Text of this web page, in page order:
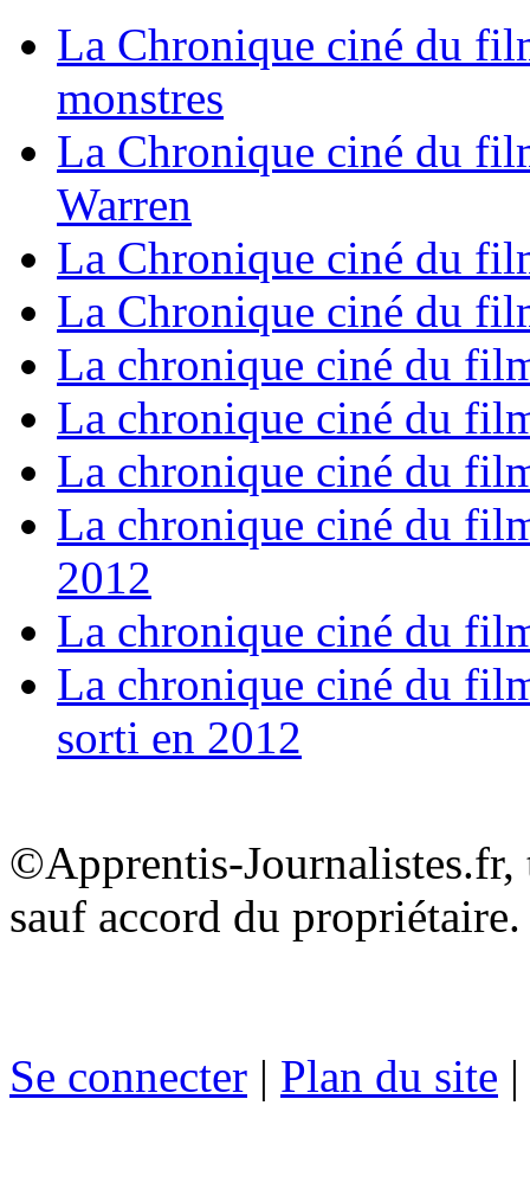
La Chronique ciné du
monstres
La Chronique ciné du
Warren
La Chronique ciné du
La Chronique ciné du
La chronique ciné du
La chronique ciné du
La chronique ciné du
La chronique ciné du
2012
La chronique ciné du
La chronique ciné du
sorti en 2012
©Apprentis-
sauf accord du propriétaire.
Se connecter | Plan du site |